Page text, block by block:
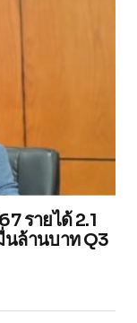
รายได้ 2.1
นล้านบาท Q3